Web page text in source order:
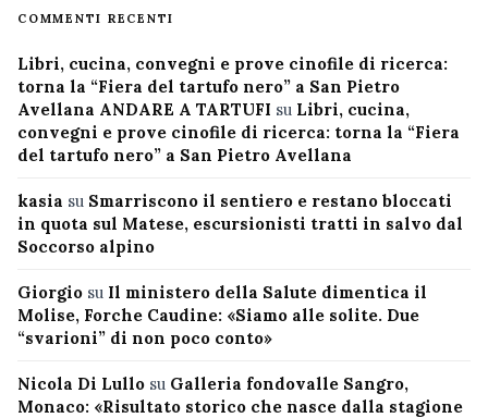
COMMENTI RECENTI
Libri, cucina, convegni e prove cinofile di ricerca:
torna la “Fiera del tartufo nero” a San Pietro
Avellana ANDARE A TARTUFI su Libri, cucina,
convegni e prove cinofile di ricerca: torna la “Fiera
del tartufo nero” a San Pietro Avellana
kasia su Smarriscono il sentiero e restano bloccati
in quota sul Matese, escursionisti tratti in salvo dal
Soccorso alpino
Giorgio su Il ministero della Salute dimentica il
Molise, Forche Caudine: «Siamo alle solite. Due
“svarioni” di non poco conto»
Nicola Di Lullo su Galleria fondovalle Sangro,
Monaco: «Risultato storico che nasce dalla stagione